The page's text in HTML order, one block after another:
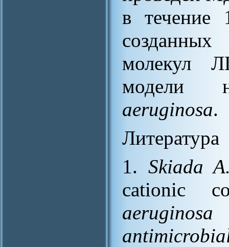
в течение
молекул
модели
aeruginosa.
Литература
1. Skiada
cationic
aeruginosa